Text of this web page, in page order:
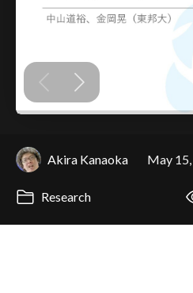
Akira Kanaoka May
Research